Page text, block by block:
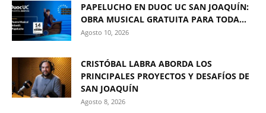
PAPELUCHO EN DUOC UC SAN JOAQUÍN:
OBRA MUSICAL GRATUITA PARA TODA...
Agosto 10, 2026
CRISTÓBAL LABRA ABORDA LOS
PRINCIPALES PROYECTOS Y DESAFÍOS DE
SAN JOAQUÍN
Agosto 8, 2026